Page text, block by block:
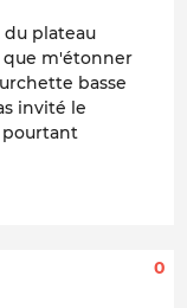
du plateau
m'étonner
basse
invité le
pourtant
0